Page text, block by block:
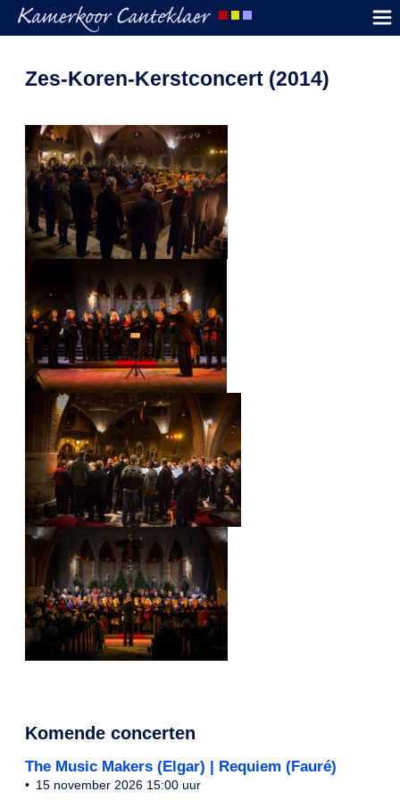
Zes-Koren-Kerstconcert (2014)
Komende concerten
The Music Makers (Elgar) | Requiem (Fauré)
15 november 2026 15:00 uur
Socials